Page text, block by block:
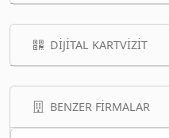
DIJITAL KARTVIZIT
BENZER FIRMALAR